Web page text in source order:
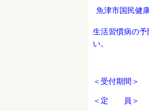
魚津市国民健
生活習慣病の予
い。
＜受付期間＞
＜定 員＞